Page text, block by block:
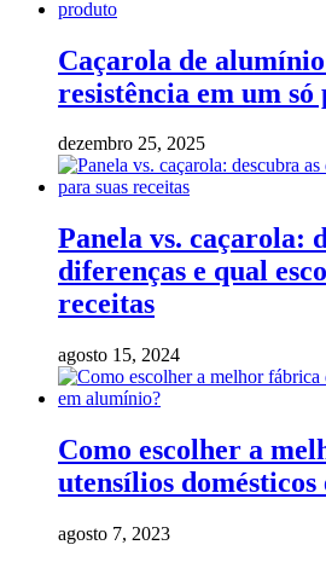
Caçarola de
resistência em um só
dezembro 25, 2025
Panela vs. caçarola:
diferenças e qual
receitas
agosto 15, 2024
Como escolher a
utensílios
agosto 7, 2023